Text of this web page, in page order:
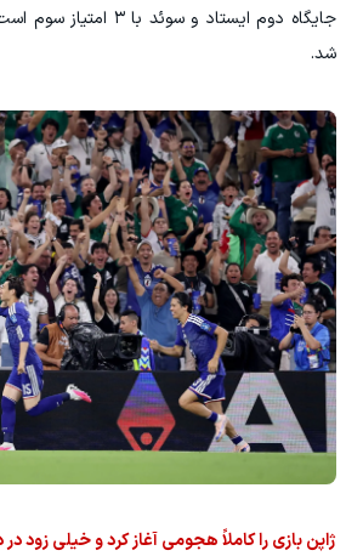
جایگاه دوم ایستاد و
شد.
ژاپن بازی را کاملاً هجومی آغاز کرد و خیلی زود در دقیقه ۴ به